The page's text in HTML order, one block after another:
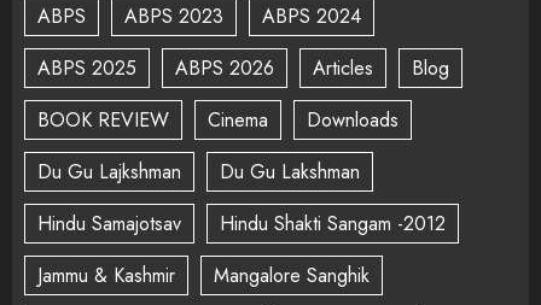
ABPS ABPS 2023
ABPS 2024
ABPS 2025
ABPS 2026 Articles
Blog
BOOK REVIEW
Cinema
Downloads
Du Gu Lajkshman
Du Gu Lakshman
Hindu Samajotsav
Hindu Shakti Sangam -2012
Jammu & Kashmir
Mangalore Sanghik